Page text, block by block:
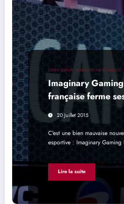
CS:GO ESPORT HEROES OF THE STORM LOL
Imaginary
française ferme
20 Juillet 2015
C'est une bien mauvaise
esportive : Imaginary
Lire la suite